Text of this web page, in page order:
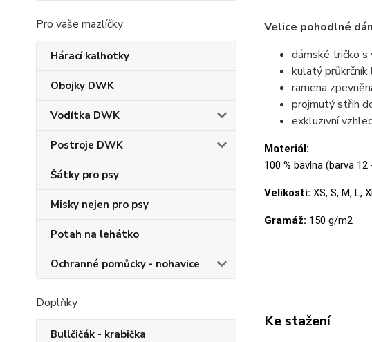
Pro vaše mazlíčky
Hárací kalhotky
Obojky DWK
Vodítka DWK
Postroje DWK
Šátky pro psy
Misky nejen pro psy
Potah na lehátko
Ochranné pomůcky - nohavice
Doplňky
Bullčičák - krabička
Velice pohodlné
dámské tričko s
kulatý průkrčník
ramena
projmutý střih
exkluzivní
Materiál:
100 % bavlna (barva
Velikosti: XS, S, M, L,
Gramáž: 150 g/m2
Ke stažení